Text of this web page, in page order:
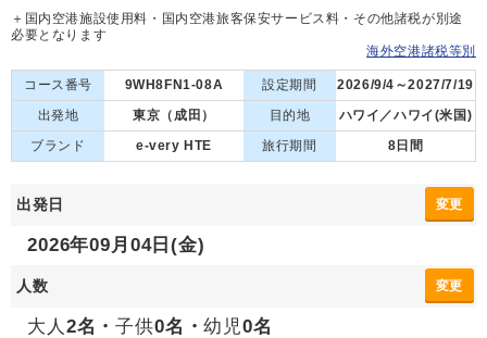
＋国内空港施設使用料・国内空港旅客保安サービス料・その他諸税が別途
必要となります
海外空港諸税等別
コース番号 9WH8FN1-08A 設定期間
2026/9/4～2027/7/19
出発地
東京（成田） 目的地
ハワイ／ハワイ(米国)
ブランド
e-very HTE 旅行期間 8日間
出発日 変更
2026年09月04日(金)
人数 変更
大人 2名・子供0名・幼児0名